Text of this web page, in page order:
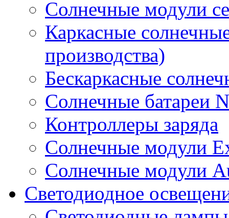
Солнечные модули
Каркасные
производства)
Бескаркасные
Солнечные батареи
Контроллеры заряда
Солнечные модули
Солнечные модули
Светодиодное